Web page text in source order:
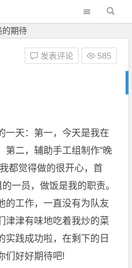
的期待
发表评论 585
天：第一，今天是我在
第二，辅助手工组制作“晚
都觉得做的很开心，首
一员，做饭是我的职责。
的工作，一直没有为队友
津津有味地吃着我炒的菜
实践成功啦，在剩下的日
们好好期待吧!